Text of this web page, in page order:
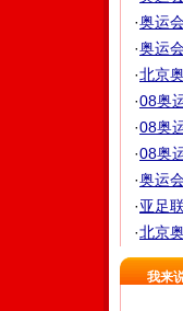
·奥运
·奥运
·北京
·08奥
·08奥
·08奥
·奥运
·亚足
·北京
我来